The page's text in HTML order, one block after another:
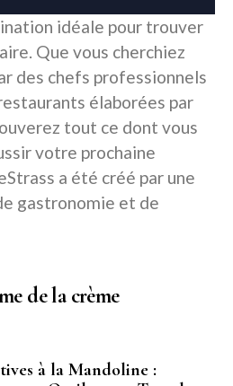
idéale pour trouver
Que vous cherchiez
des chefs professionnels
élaborées par
tout ce dont vous
votre prochaine
a été créé par une
gastronomie et de
de la crème
à la Mandoline :